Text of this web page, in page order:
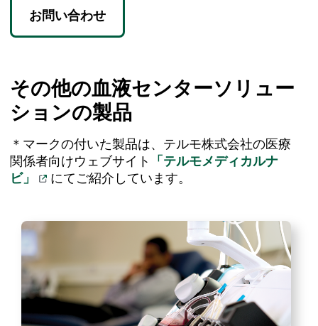
お問い合わせ
その他の血液センターソリュー
ションの製品
＊マークの付いた製品は、テルモ株式会社の医療
関係者向けウェブサイト
「テルモメディカルナ
ビ」
にてご紹介しています。